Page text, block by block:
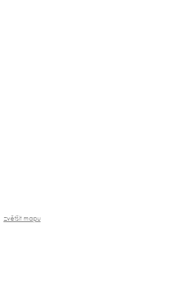
zvětšit mapu